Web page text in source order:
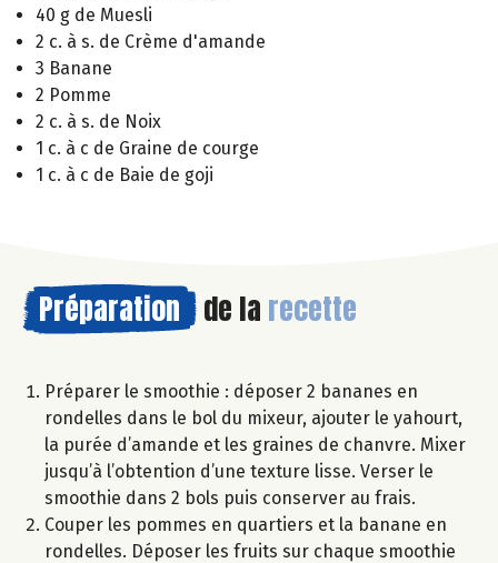
40 g de Muesli
2 c. à s. de Crème d'amande
3 Banane
2 Pomme
2 c. à s. de Noix
1 c. à c de Graine de courge
1 c. à c de Baie de goji
Préparation de la recette
Préparer le smoothie : déposer 2 bananes en
rondelles dans le bol du mixeur, ajouter le yahourt,
la purée d’amande et les graines de chanvre. Mixer
jusqu’à l’obtention d’une texture lisse. Verser le
smoothie dans 2 bols puis conserver au frais.
Couper les pommes en quartiers et la banane en
rondelles. Déposer les fruits sur chaque smoothie